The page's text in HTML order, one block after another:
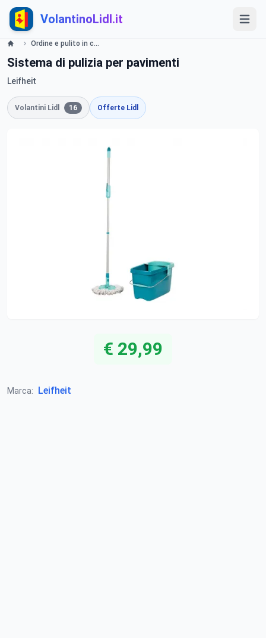
VolantinoLidl.it
Ordine e pulito in casa Lidl
Sistema di pulizia per pavimenti
Leifheit
Volantini Lidl 16 Offerte Lidl
€ 29,99
Marca: Leifheit